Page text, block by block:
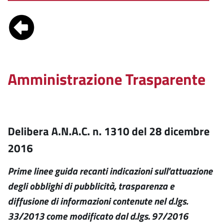
Amministrazione Trasparente
Delibera A.N.A.C. n. 1310 del 28 dicembre
2016
Prime linee guida recanti indicazioni sull'attuazione
degli obblighi di pubblicità, trasparenza e
diffusione di informazioni contenute nel d.lgs.
33/2013 come modificato dal d.lgs. 97/2016